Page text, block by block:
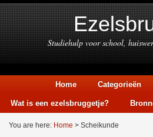
Studiehulp voor school,
Home Categorieën
Wat is een ezelsbruggetje?
You are here: Home > Scheikunde